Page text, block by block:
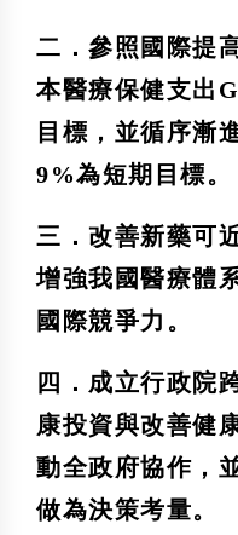
二．參照國際提
本醫療保健支出
目標，並循序漸
9%為短期目標。
三．改善新藥可
增強我國醫療體
國際競爭力。
四．成立行政院
康投資與改善健
動全政府協作，
做為決策考量。